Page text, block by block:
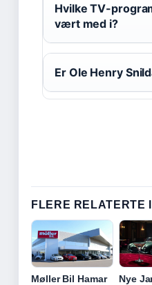
Hvilke TV-
vært med i?
Er Ole Henry
FLERE RELATERTE
Møller Bil Hamar
Nye